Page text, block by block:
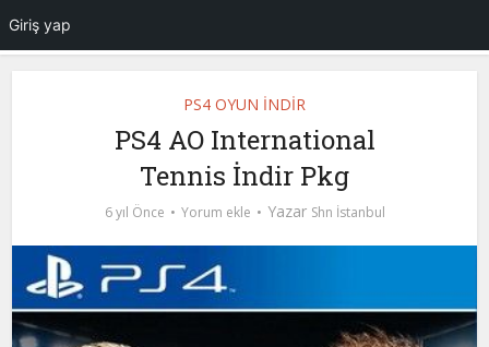
PS4 OYUN İNDİR
PS4 AO International
Tennis İndir Pkg
6 yıl Önce Yorum ekle Yazar Shn İstanbul
Giriş yap